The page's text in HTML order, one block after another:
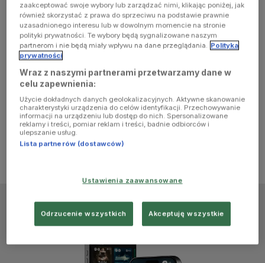
(see the
browser
console for
more
information)
zaakceptować swoje wybory lub zarządzać nimi, klikając poniżej, jak
również skorzystać z prawa do sprzeciwu na podstawie prawnie
uzasadnionego interesu lub w dowolnym momencie na stronie
polityki prywatności. Te wybory będą sygnalizowane naszym
partnerom i nie będą miały wpływu na dane przeglądania. Polityka
prywatności
Wraz z naszymi partnerami przetwarzamy dane w
celu zapewnienia:
Użycie dokładnych danych geolokalizacyjnych. Aktywne skanowanie
charakterystyki urządzenia do celów identyfikacji. Przechowywanie
informacji na urządzeniu lub dostęp do nich. Spersonalizowane
reklamy i treści, pomiar reklam i treści, badnie odbiorców i
ulepszanie usług.
Lista partnerów (dostawców)
Ustawienia zaawansowane
Odrzucenie wszystkich Akceptuję wszystkie